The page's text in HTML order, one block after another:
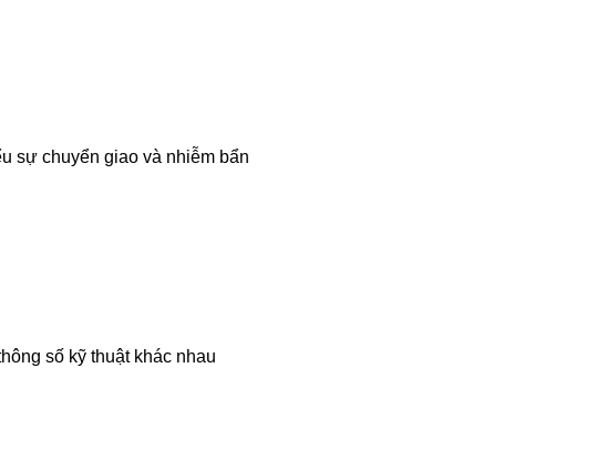
sự chuyển giao và nhiễm bẩn
số kỹ thuật khác nhau